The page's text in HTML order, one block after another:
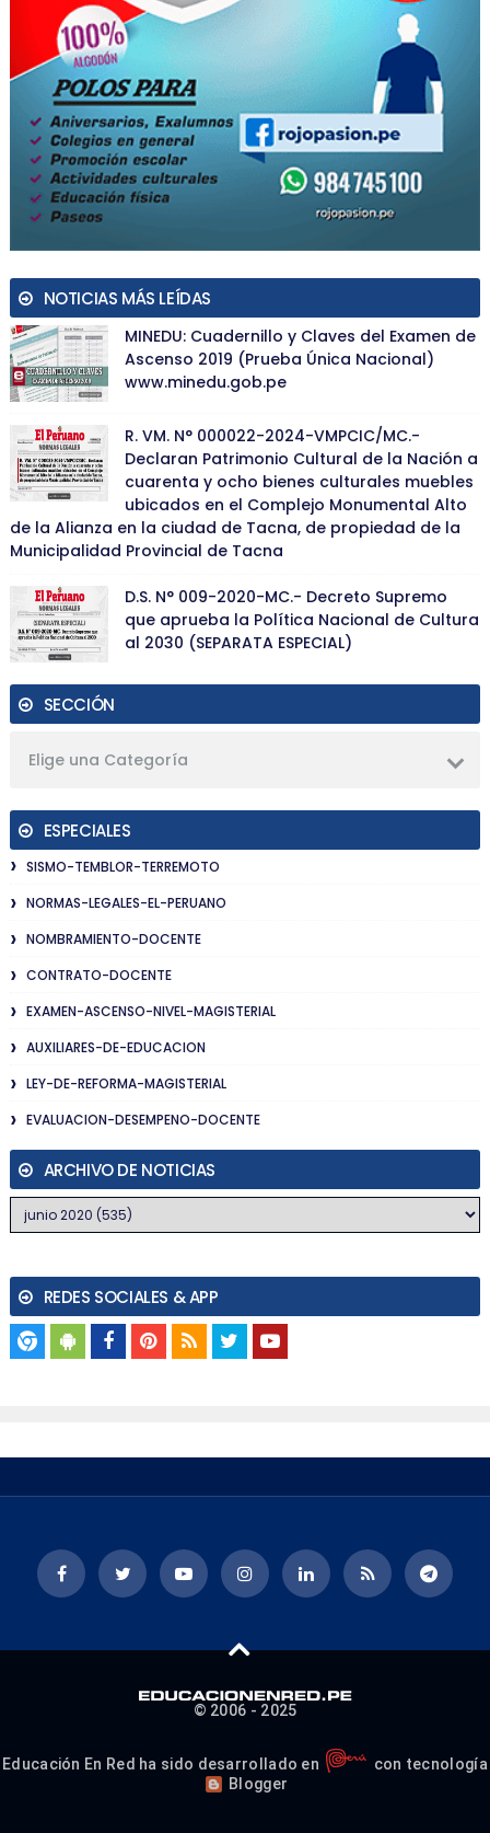
NOTICIAS MÁS LEÍDAS
MINEDU: Cuadernillo y Claves del Examen de
Ascenso 2019 (Prueba Única Nacional)
www.minedu.gob.pe
R. VM. N° 000022-2024-VMPCIC/MC.-
Declaran Patrimonio Cultural de la Nación a
cuarenta y ocho bienes culturales muebles
ubicados en el Complejo Monumental Alto
de la Alianza en la ciudad de Tacna, de propiedad de la
Municipalidad Provincial de Tacna
D.S. N° 009-2020-MC.- Decreto Supremo
que aprueba la Política Nacional de Cultura
al 2030 (SEPARATA ESPECIAL)
SECCIÓN
Elige una Categoría
ESPECIALES
SISMO-TEMBLOR-TERREMOTO
NORMAS-LEGALES-EL-PERUANO
NOMBRAMIENTO-DOCENTE
CONTRATO-DOCENTE
EXAMEN-ASCENSO-NIVEL-MAGISTERIAL
AUXILIARES-DE-EDUCACION
LEY-DE-REFORMA-MAGISTERIAL
EVALUACION-DESEMPENO-DOCENTE
ARCHIVO DE NOTICIAS
REDES SOCIALES & APP
© 2006 - 2025
Educación En Red ha sido desarrollado en
con tecnología
Blogger